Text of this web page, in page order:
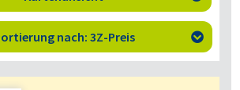
nach: 3Z-Preis 